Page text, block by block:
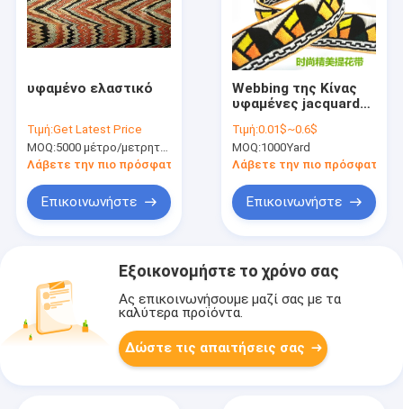
υφαμένο ελαστικό
Τιμή:Get Latest Price
MOQ:5000 μέτρο/μετρητές
Λάβετε την πιο πρόσφατη τιμή
Επικοινωνήστε
Webbing της Κίνας
υφαμένες jacquard
υφάσματος
Τιμή:0.01$~0.6$
MOQ:1000Yard
Λάβετε την πιο πρόσφατη
Επικοινωνήστε
Εξοικονομήστε το χρόνο σας
Ας επικοινωνήσουμε μαζί σας με τα
καλύτερα προϊόντα.
Δώστε τις απαιτήσεις σας